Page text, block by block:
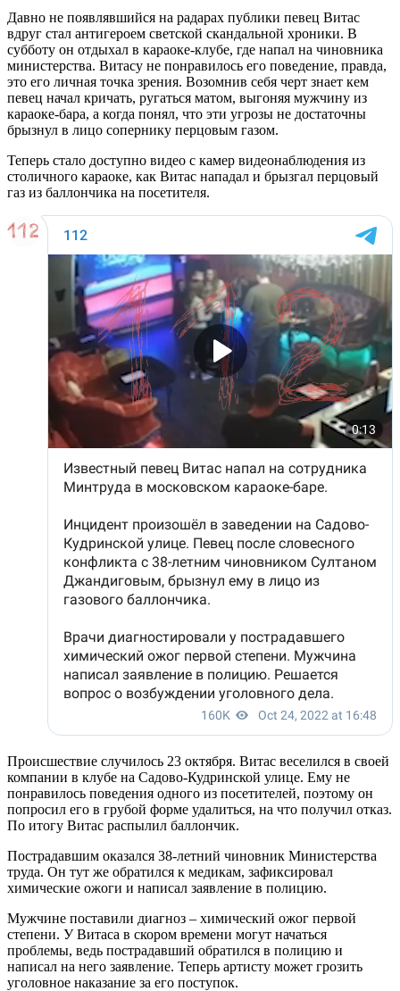
Давно не появлявшийся на радарах публики певец Витас
вдруг стал антигероем светской скандальной хроники. В
субботу он отдыхал в караоке-клубе, где напал на чиновника
министерства. Витасу не понравилось его поведение, правда,
это его личная точка зрения. Возомнив себя черт знает кем
певец начал кричать, ругаться матом, выгоняя мужчину из
караоке-бара, а когда понял, что эти угрозы не достаточны
брызнул в лицо сопернику перцовым газом.
Теперь стало доступно видео с камер видеонаблюдения из
столичного караоке, как Витас нападал и брызгал перцовый
газ из баллончика на посетителя.
Происшествие случилось 23 октября. Витас веселился в своей
компании в клубе на Садово-Кудринской улице. Ему не
понравилось поведения одного из посетителей, поэтому он
попросил его в грубой форме удалиться, на что получил отказ.
По итогу Витас распылил баллончик.
Пострадавшим оказался 38-летний чиновник Министерства
труда. Он тут же обратился к медикам, зафиксировал
химические ожоги и написал заявление в полицию.
Мужчине поставили диагноз – химический ожог первой
степени. У Витаса в скором времени могут начаться
проблемы, ведь пострадавший обратился в полицию и
написал на него заявление. Теперь артисту может грозить
уголовное наказание за его поступок.